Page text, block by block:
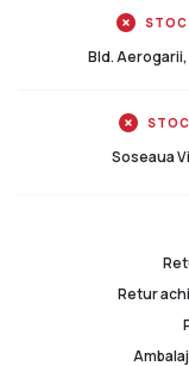
Bld.
Soseaua
Retur